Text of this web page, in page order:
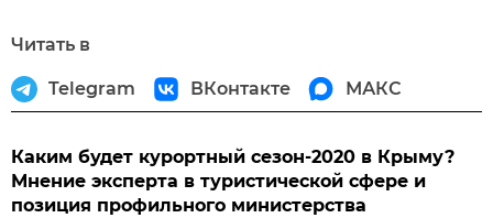
Читать в
Telegram ВКонтакте МАКС
Каким будет курортный сезон-2020 в Крыму?
Мнение эксперта в туристической сфере и
позиция профильного министерства